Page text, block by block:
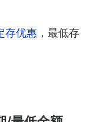
存优惠 ，最低存